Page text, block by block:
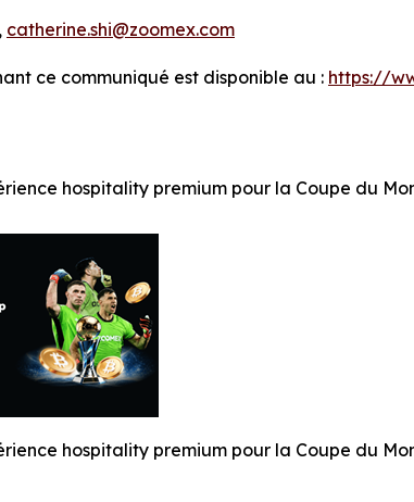
catherine.shi@zoomex.com
ce communiqué est disponible au : https://
hospitality premium pour la Coupe du
hospitality premium pour la Coupe du